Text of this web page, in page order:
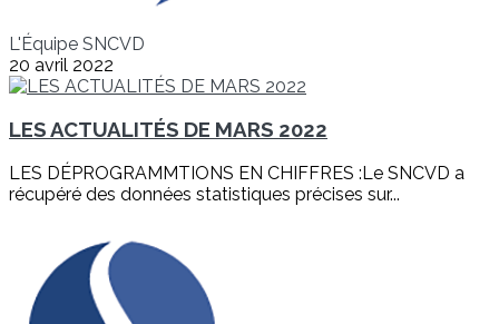
L'Équipe SNCVD
20 avril 2022
LES ACTUALITÉS DE MARS 2022
LES DÉPROGRAMMTIONS EN CHIFFRES :Le SNCVD a
récupéré des données statistiques précises sur...